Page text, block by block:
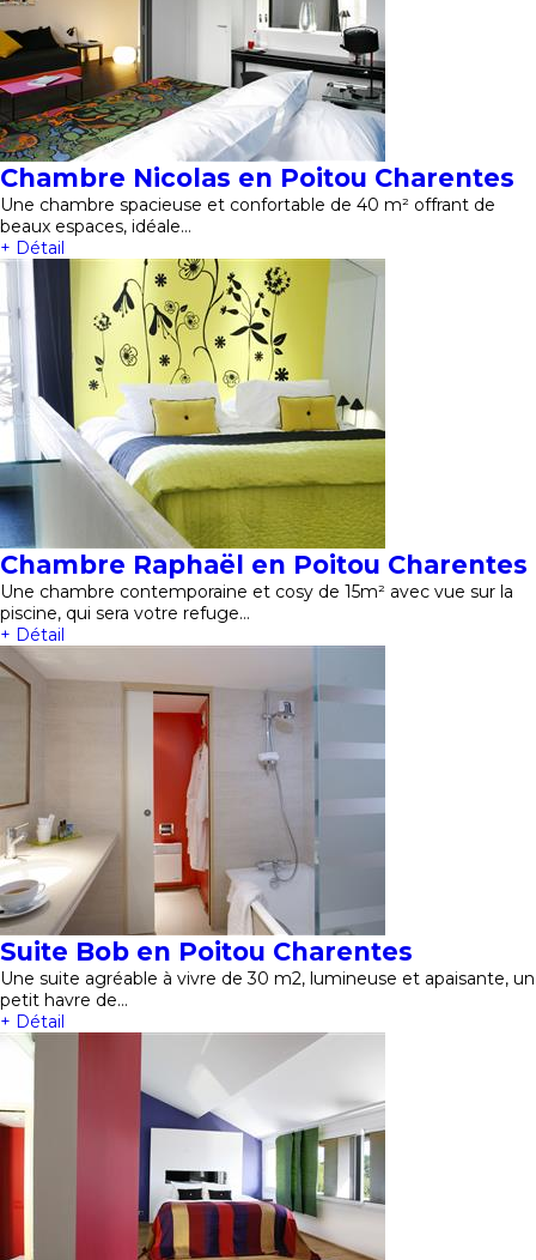
Chambre Nicolas en Poitou Charentes
Une chambre spacieuse et confortable de 40 m² offrant de
beaux espaces, idéale…
+ Détail
Chambre Raphaël en Poitou Charentes
Une chambre contemporaine et cosy de 15m² avec vue sur la
piscine, qui sera votre refuge…
+ Détail
Suite Bob en Poitou Charentes
Une suite agréable à vivre de 30 m2, lumineuse et apaisante, un
petit havre de…
+ Détail